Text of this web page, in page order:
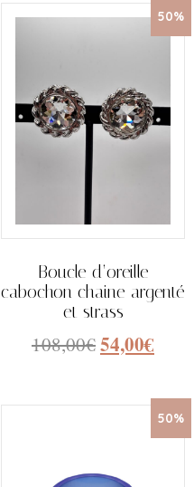
50%
Boucle d’oreille
cabochon chaine argenté
et strass
108,00€54,00€
50%